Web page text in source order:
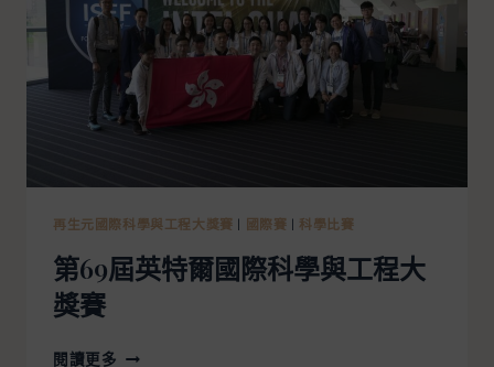
再生元國際科學與工程大獎賽 國際賽 科學比賽
第69屆英特爾國際科學與工程大
獎賽
閱讀更多